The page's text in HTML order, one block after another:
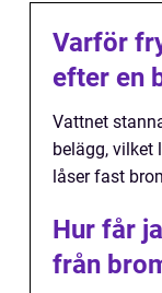
Varför
efter en
Vattnet
belägg, vilket
låser fast
Hur får
från